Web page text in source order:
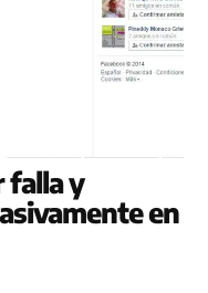
falla y
en